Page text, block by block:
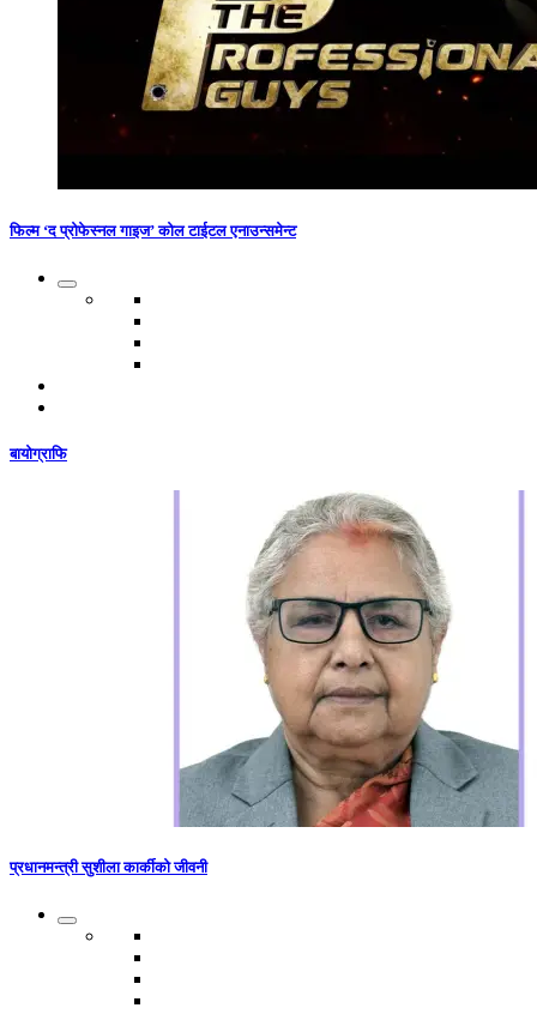
फिल्म ‘द प्रोफेस्नल गाइज’ कोल टाईटल एनाउन्समेन्ट
बायोग्राफि
प्रधानमन्त्री सुशीला कार्कीको जीवनी